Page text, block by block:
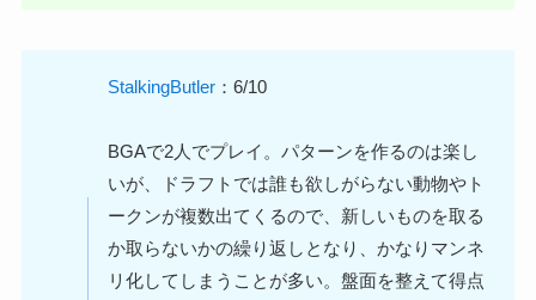
StalkingButler ：6/10
BGAで2人でプレイ。パターンを作るのは楽し
いが、ドラフトでは誰も欲しがらない動物やト
ークンが複数出てくるので、新しいものを取る
か取らないかの繰り返しとなり、かなりマンネ
リ化してしまうことが多い。盤面を整えて得点